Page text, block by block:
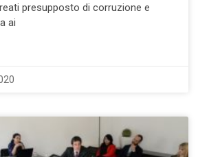
presupposto di corruzione e
ai